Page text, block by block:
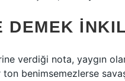
DEMEK
verdiği nota, yaygın
ton benimsemezlerse